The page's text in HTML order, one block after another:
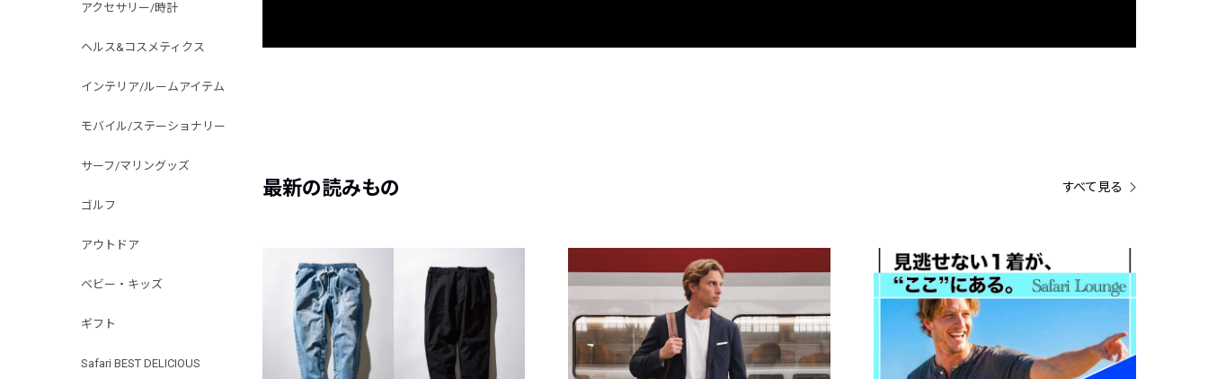
アクセサリー/時計
ヘルス&コスメティクス
インテリア/ルームアイテム
モバイル/ステーショナリー
サーフ/マリングッズ
ゴルフ
アウトドア
ベビー・キッズ
ギフト
Safari BEST DELICIOUS
最新の読みもの すべて見る